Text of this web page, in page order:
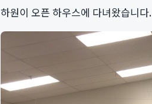
하원이 오픈 하우스에 다녀왔습니다.